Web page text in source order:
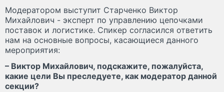
Модератором выступит Старченко Виктор
Михайлович - эксперт по управлению цепочками
поставок и логистике. Спикер согласился ответить
нам на основные вопросы, касающиеся данного
мероприятия:
– Виктор Михайлович, подскажите, пожалуйста,
какие цели Вы преследуете, как модератор данной
секции?